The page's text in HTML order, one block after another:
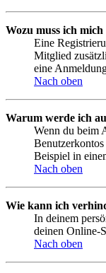
Wozu muss ich
Eine
Mitglied
eine
Nach oben
Warum werde ich
Wenn du beim
Beispiel in
Nach oben
Wie kann ich
In deinem
deinen Online-
Nach oben